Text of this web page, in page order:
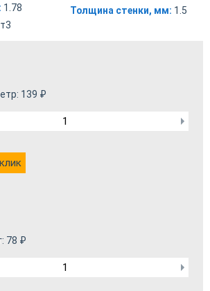
1.78
Толщина стенки, мм: 1.5
139 ₽
78 ₽